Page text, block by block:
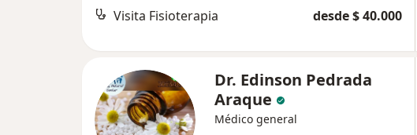
Visita Fisioterapia desde $ 40.000
Dr. Edinson Pedrada
Araque
Médico general